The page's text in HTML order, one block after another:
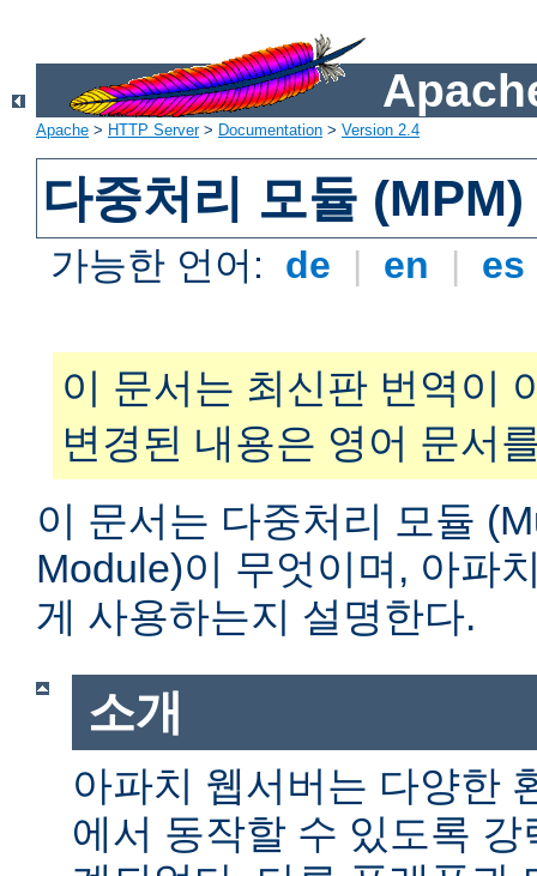
Apache > HTTP Server> Documentation > Version 2.4
다중처리 모듈 (MPM)
가능한 언어: de | en | es
이 문서는 최신판 번역이
변경된 내용은 영어 문서
이 문서는 다중처리 모듈
Module)이 무엇이며, 아파
게 사용하는지 설명한다.
소개
아파치 웹서버는 다양한
에서 동작할 수 있도록